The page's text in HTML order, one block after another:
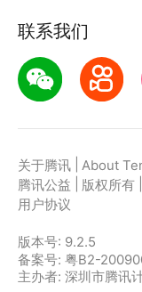
联系我们
关于腾讯 About
腾讯公益
版权所有
用户协议
版本号: 9.2.5
备案号: 粤B2-
主办者: 深圳市腾讯